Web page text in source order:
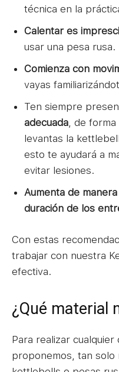
técnica en la
Calentar es
usar una pesa rusa.
Comienza con
vayas
Ten siempre
adecuada , de
levantas la
esto te ayudará a
evitar lesiones.
Aumenta de
duración de los
Con estas
trabajar con nuestra
efectiva.
¿Qué material
Para realizar
proponemos, tan solo